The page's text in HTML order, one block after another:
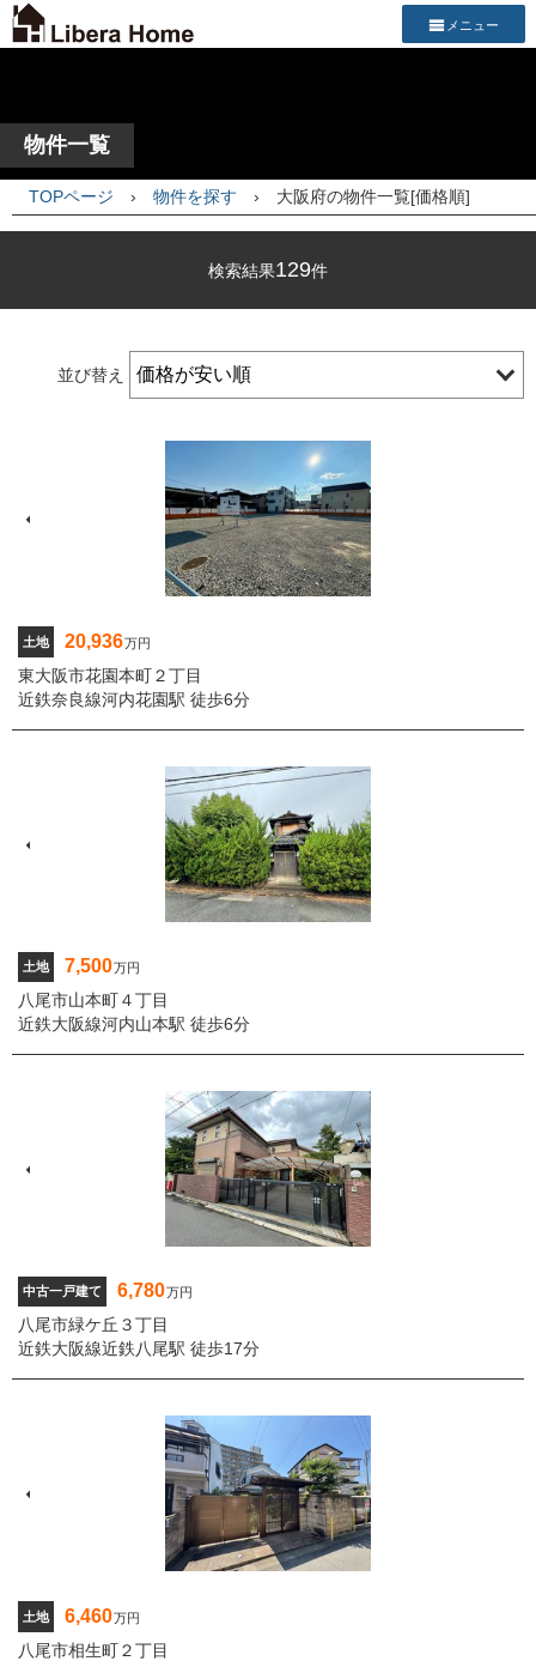
メニュー
物件一覧
TOPページ › 物件を探す › 大阪府の物件一覧[価格順]
検索結果129件
並び替え
土地 20,936万円
東大阪市花園本町２丁目
近鉄奈良線河内花園駅 徒歩6分
土地 7,500万円
八尾市山本町４丁目
近鉄大阪線河内山本駅 徒歩6分
中古一戸建て 6,780万円
八尾市緑ケ丘３丁目
近鉄大阪線近鉄八尾駅 徒歩17分
土地 6,460万円
八尾市相生町２丁目